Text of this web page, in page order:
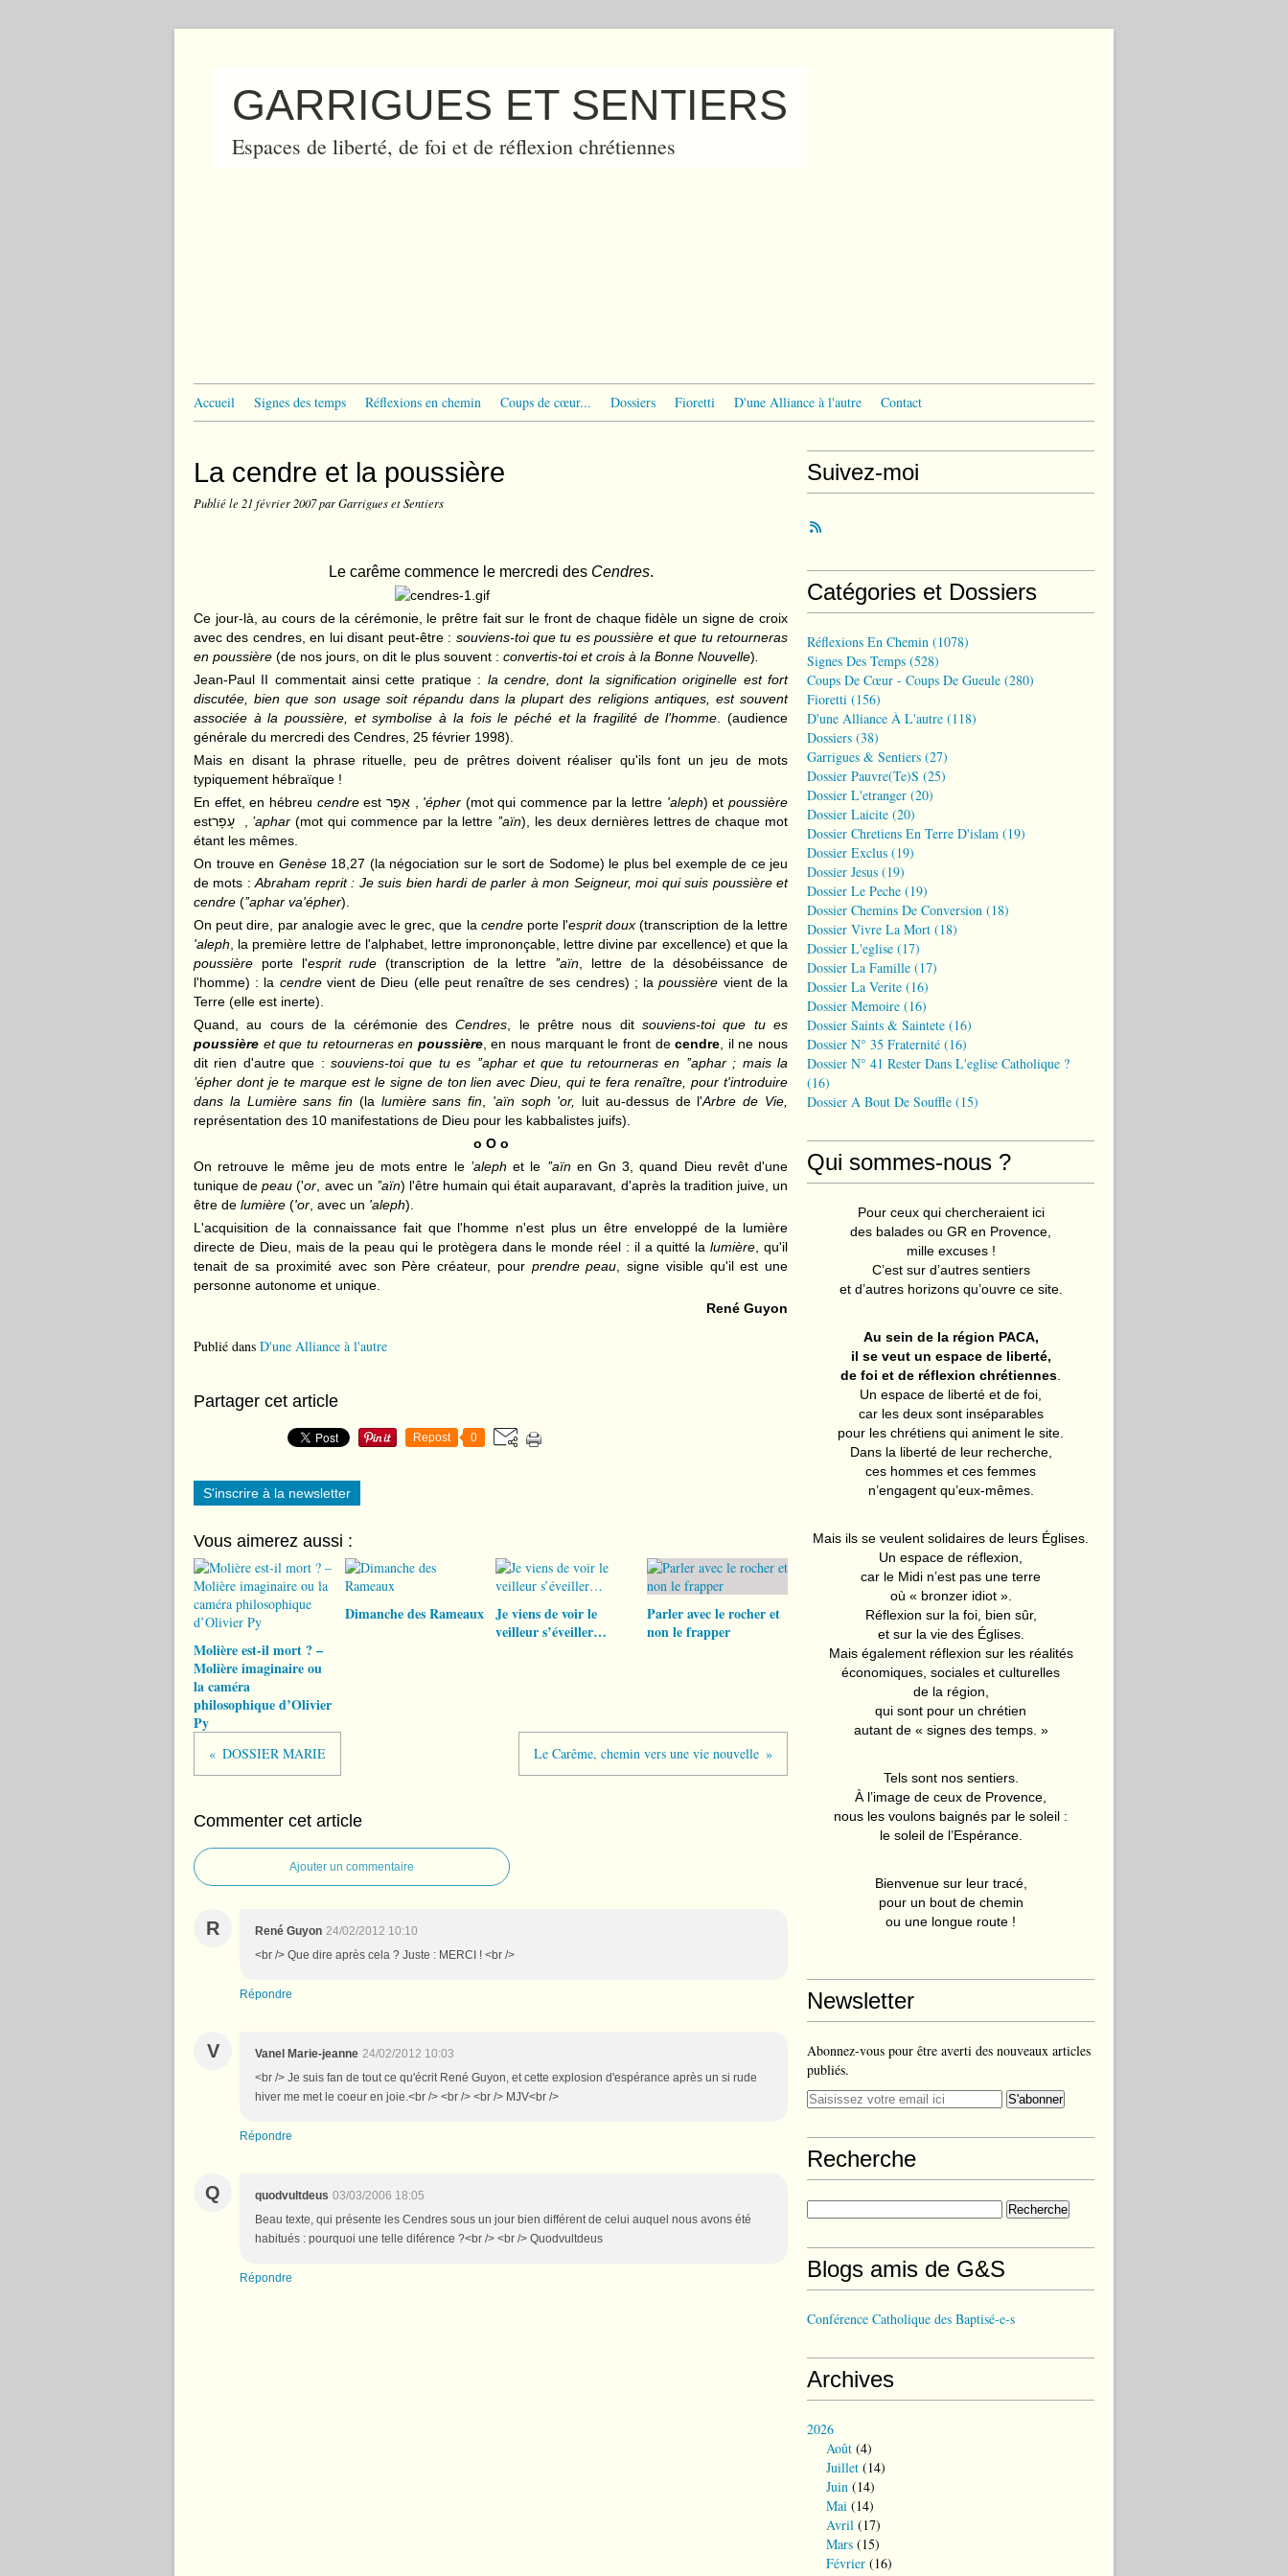
GARRIGUES ET SENTIERS
Espaces de liberté, de foi et de réflexion chrétiennes
Accueil Signes des temps Réflexions en chemin Coups de cœur... Dossiers Fioretti D'une Alliance à l'autre Contact
La cendre et la poussière
Publié le 21 février 2007par Garrigues et Sentiers
Le carême commence le mercredi des Cendres.
Ce jour-là, au cours de la cérémonie, le prêtre fait sur le front de chaque fidèle un signe de croix
avec des cendres, en lui disant peut-être : souviens-toi que tu es poussière et que tu retourneras
en poussière (de nos jours, on dit le plus souvent : convertis-toi et crois à la Bonne Nouvelle)
Jean-Paul II commentait ainsi cette pratique : la cendre, dont la signification originelle est fort
discutée, bien que son usage soit répandu dans la plupart des religions antiques, est souvent
associée à la poussière, et symbolise à la fois le péché et la fragilité de l'homme . (audience
générale du mercredi des Cendres, 25 février 1998).
Mais en disant la phrase rituelle, peu de prêtres doivent réaliser qu'ils font un jeu de mots
typiquement hébraïque !
En effet, en hébreu cendreest אֵפֶר, 'épher (mot qui commence par la lettre 'aleph) etpoussière
estעָפָר ’aphar (mot qui commence par la lettre ’’aïn), les deux dernières lettres de chaque mot
étant les mêmes.
On trouve en Genèse18,27 (la négociation sur le sort de Sodome) le plus bel exemple de ce jeu
de mots :Abraham reprit : Je suis bien hardi de parler à mon Seigneur, moi qui suis poussière et
cendre (’’aphar va'épher).
On peut dire, par analogie avec le grec, que la cendreporte l'esprit doux (transcription de la lettre
'aleph , la première lettre de l'alphabet, lettre imprononçable, lettre divine par excellence) et que la
poussière porte l'esprit rude (transcription de la lettre ’’aïn , lettre de la désobéissance de
l'homme) : la cendrevient de Dieu (elle peut renaître de ses cendres) ; lapoussière vient de la
Terre (elle est inerte).
Quand, au cours de la cérémonie desCendres , le prêtre nous ditsouviens-toi que tu es
poussière et que tu retourneras en poussière, en nous marquant le front decendre , il ne nous
dit rien d'autre que : souviens-toi que tu es ’’aphar et que tu retourneras en ’’aphar ; mais la
’épher dont je te marque est le signe de ton lien avec Dieu, qui te fera renaître, pour t'introduire
dans la Lumière sans fin (la lumière sans fin 'aïn soph 'or, luit au-dessus de l'Arbre de Vie,
représentation des 10 manifestations de Dieu pour les kabbalistes juifs).
o O o
On retrouve le même jeu de mots entre le ’aleph et le ’’aïnen Gn 3, quand Dieu revêt d'une
tunique depeau ('or , avec un ’’aïn) l'être humain qui était auparavant, d'après la tradition juive, un
être de lumière ('or , avec un 'aleph).
L'acquisition de la connaissance fait que l'homme n'est plus un être enveloppé de la lumière
directe de Dieu, mais de la peau qui le protègera dans le monde réel : il a quitté lalumière , qu'il
tenait de sa proximité avec son Père créateur, pour prendre peau , signe visible qu'il est une
personne autonome et unique.
René Guyon
Publié dans D'une Alliance à l'autre
Partager cet article
Repost 0
S'inscrire à la newsletter
Vous aimerez aussi :
Molière est-il mort ? –
Molière imaginaire ou
la caméra
philosophique d’Olivier
Py
Dimanche des Rameaux Je viens de voir le
veilleur s’éveiller…
Parler avec le rocher et
non le frapper
DOSSIER MARIE Le Carême, chemin vers une vie nouvelle
Commenter cet article
Ajouter un commentaire
R René Guyon 24/02/2012 10:10
<br /> Que dire après cela ? Juste : MERCI ! <br />
Répondre
V Vanel Marie-jeanne 24/02/2012 10:03
<br /> Je suis fan de tout ce qu'écrit René Guyon, et cette explosion d'espérance après un si rude
hiver me met le coeur en joie.<br /> <br /> <br /> MJV<br />
Répondre
Q quodvultdeus 03/03/2006 18:05
Beau texte, qui présente les Cendres sous un jour bien différent de celui auquel nous avons été
habitués : pourquoi une telle diférence ?<br /> <br /> Quodvultdeus
Répondre
Suivez-moi
Catégories et Dossiers
Réflexions En Chemin (1078)
Signes Des Temps (528)
Coups De Cœur - Coups De Gueule (280)
Fioretti (156)
D'une Alliance À L'autre (118)
Dossiers (38)
Garrigues & Sentiers (27)
Dossier Pauvre(te)s (25)
Dossier L'etranger (20)
Dossier Laicite (20)
Dossier Chretiens En Terre D'islam (19)
Dossier Exclus (19)
Dossier Jesus (19)
Dossier Le Peche (19)
Dossier Chemins De Conversion (18)
Dossier Vivre La Mort (18)
Dossier L'eglise (17)
Dossier La Famille (17)
Dossier La Verite (16)
Dossier Memoire (16)
Dossier Saints & Saintete (16)
Dossier N° 35 Fraternité (16)
Dossier N° 41 Rester Dans L'eglise Catholique ?
(16)
Dossier A Bout De Souffle (15)
Qui sommes-nous ?
Pour ceux qui chercheraient ici
des balades ou GR en Provence,
mille excuses !
C’est sur d’autres sentiers
et d’autres horizons qu’ouvre ce site.
Au sein de la région PACA,
il se veut un espace de liberté,
de foi et de réflexion chrétiennes
Un espace de liberté et de foi,
car les deux sont inséparables
pour les chrétiens qui animent le site.
Dans la liberté de leur recherche,
ces hommes et ces femmes
n’engagent qu’eux-mêmes.
Mais ils se veulent solidaires de leurs Églises.
Un espace de réflexion,
car le Midi n’est pas une terre
où « bronzer idiot ».
Réflexion sur la foi, bien sûr,
et sur la vie des Églises.
Mais également réflexion sur les réalités
économiques, sociales et culturelles
de la région,
qui sont pour un chrétien
autant de « signes des temps. »
Tels sont nos sentiers.
À l’image de ceux de Provence,
nous les voulons baignés par le soleil :
le soleil de l’Espérance.
Bienvenue sur leur tracé,
pour un bout de chemin
ou une longue route !
Newsletter
Abonnez-vous pour être averti des nouveaux articles
publiés.
Recherche
Blogs amis de G&S
Conférence Catholique des Baptisé-e-s
Archives
2026
Août (4)
Juillet (14)
Juin (14)
Mai (14)
Avril (17)
Mars (15)
Février (16)